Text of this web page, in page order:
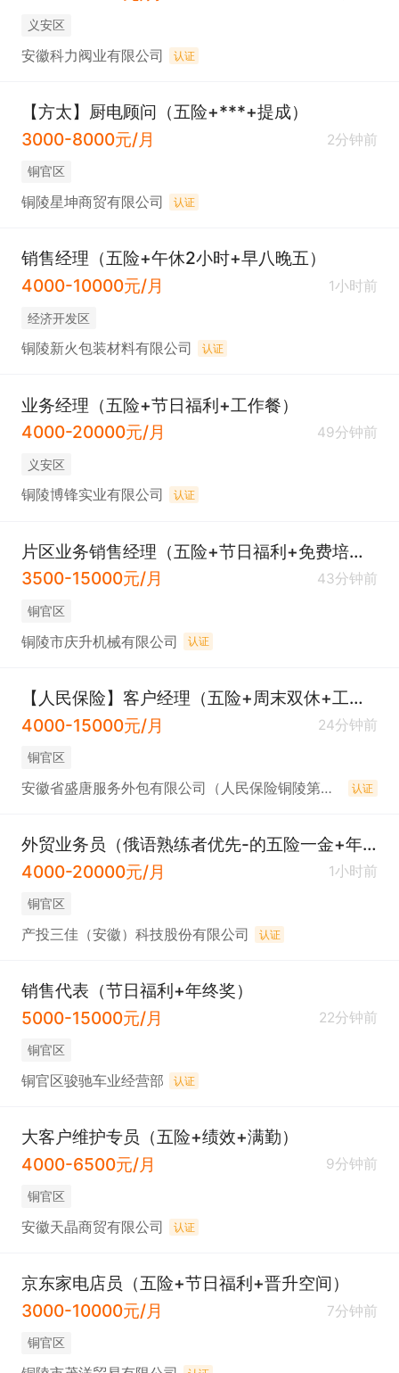
义安区
安徽科力阀业有限公司 认证
【方太】厨电顾问（五险+***+提成）
3000-8000元/月
2分钟前
铜官区
铜陵星坤商贸有限公司 认证
销售经理（五险+午休2小时+早八晚五）
4000-10000元/月
1小时前
经济开发区
铜陵新火包装材料有限公司 认证
业务经理（五险+节日福利+工作餐）
4000-20000元/月
49分钟前
义安区
铜陵博锋实业有限公司 认证
片区业务销售经理（五险+节日福利+免费培训）
3500-15000元/月
43分钟前
铜官区
铜陵市庆升机械有限公司 认证
【人民保险】客户经理（五险+周末双休+工作餐）
4000-15000元/月
24分钟前
铜官区
安徽省盛唐服务外包有限公司（人民保险铜陵第一支公司） 认证
外贸业务员（俄语熟练者优先-的五险一金+年终奖+话补）
4000-20000元/月
1小时前
铜官区
产投三佳（安徽）科技股份有限公司 认证
销售代表（节日福利+年终奖）
5000-15000元/月
22分钟前
铜官区
铜官区骏驰车业经营部 认证
大客户维护专员（五险+绩效+满勤）
4000-6500元/月
9分钟前
铜官区
安徽天晶商贸有限公司 认证
京东家电店员（五险+节日福利+晋升空间）
3000-10000元/月
7分钟前
铜官区